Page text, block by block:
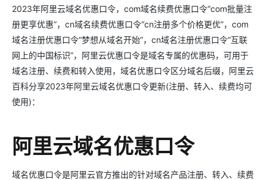
2023年阿里云域名优惠口令，com域名续费优惠口令“com批量注
册更享优惠”，cn域名续费优惠口令“cn注册多个价格更优”，com
域名注册优惠口令“梦想从域名开始”，cn域名注册优惠口令“互联
网上的中国标识”，阿里云优惠口令是域名专属的优惠码，可用于
域名注册、续费和转入使用，域名优惠口令区分域名后缀，阿里云
百科分享2023年阿里云域名优惠口令更新(注册、转入、续费均可
使用)：
阿里云域名优惠口令
域名优惠口令是阿里云官方推出的针对域名产品注册、转入、续费